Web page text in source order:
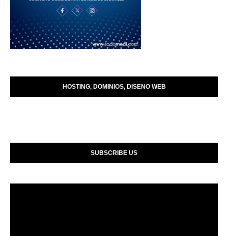
HOSTING, DOMINIOS, DISENO WEB
SUBSCRIBE US